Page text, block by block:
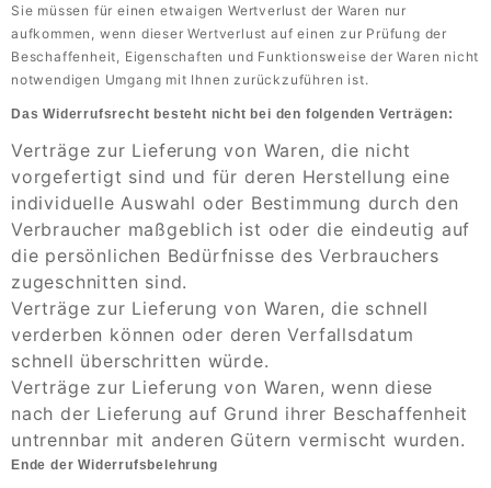
Sie müssen für einen etwaigen Wertverlust der Waren nur
aufkommen, wenn dieser Wertverlust auf einen zur Prüfung der
Beschaffenheit, Eigenschaften und Funktionsweise der Waren nicht
notwendigen Umgang mit Ihnen zurückzuführen ist.
Das Widerrufsrecht besteht nicht bei den folgenden Verträgen:
Verträge zur Lieferung von Waren, die nicht
vorgefertigt sind und für deren Herstellung eine
individuelle Auswahl oder Bestimmung durch den
Verbraucher maßgeblich ist oder die eindeutig auf
die persönlichen Bedürfnisse des Verbrauchers
zugeschnitten sind.
Verträge zur Lieferung von Waren, die schnell
verderben können oder deren Verfallsdatum
schnell überschritten würde.
Verträge zur Lieferung von Waren, wenn diese
nach der Lieferung auf Grund ihrer Beschaffenheit
untrennbar mit anderen Gütern vermischt wurden.
Ende der Widerrufsbelehrung